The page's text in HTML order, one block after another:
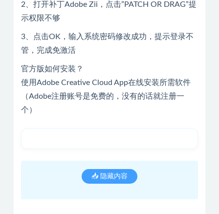
2、打开补丁Adobe Zii，点击”PATCH OR DRAG”提
示权限不够
3、点击OK，输入系统密码修改成功，提示登录不
管，完成免激活
官方版如何安装？
使用Adobe Creative Cloud App在线安装所需软件
（Adobe注册账号是免费的，没有的话就注册一
个）
📥 隐藏内容